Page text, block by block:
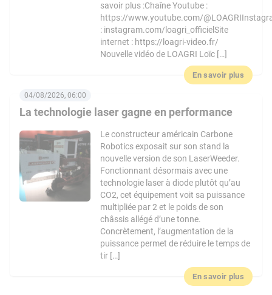
savoir plus :Chaîne Youtube :
https://www.youtube.com/
: instagram.com/loagri_officielSite
internet : https://loagri-video.fr/
Nouvelle vidéo de LOAGRI Loïc […]
En savoir plus
La technologie laser gagne en performance
04/08/2026, 06:00
Le constructeur américain Carbone
Robotics exposait sur son stand la
nouvelle version de son LaserWeeder.
Fonctionnant désormais avec une
technologie laser à diode plutôt qu’au
CO2, cet équipement voit sa puissance
multipliée par 2 et le poids de son
châssis allégé d’une tonne.
Concrètement, l’augmentation de la
puissance permet de réduire le temps de
tir […]
En savoir plus